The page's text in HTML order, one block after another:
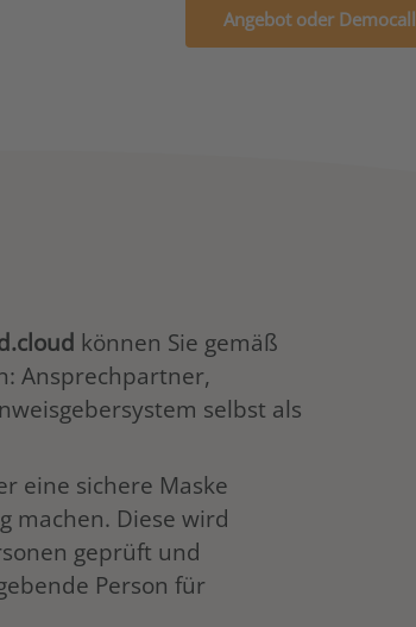
Angebot oder Democall
können Sie gemäß
Ansprechpartner,
selbst als
eine sichere Maske
machen. Diese wird
geprüft und
Person für